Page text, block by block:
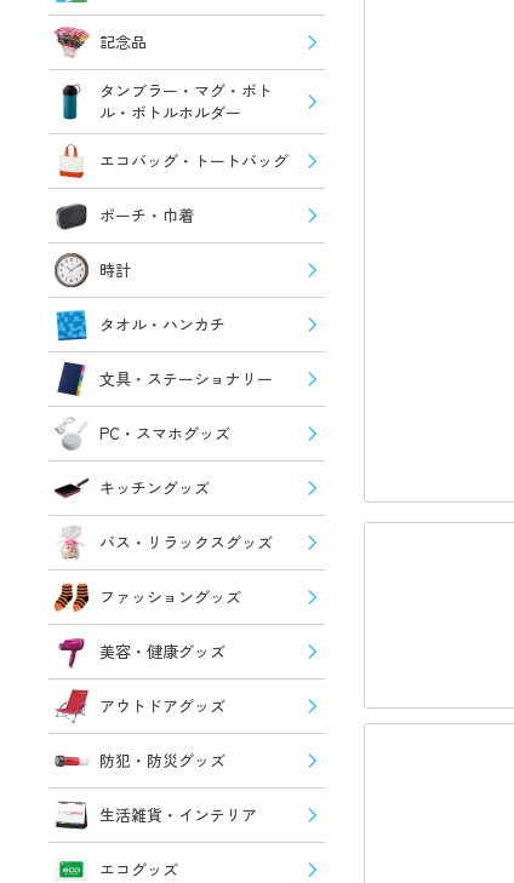
記念品
タンブラー・マグ・ボト
ル・ボトルホルダー
エコバッグ・トートバッグ
ポーチ・巾着
時計
タオル・ハンカチ
文具・ステーショナリー
PC・スマホグッズ
キッチングッズ
バス・リラックスグッズ
ファッショングッズ
美容・健康グッズ
アウトドアグッズ
防犯・防災グッズ
生活雑貨・インテリア
エコグッズ